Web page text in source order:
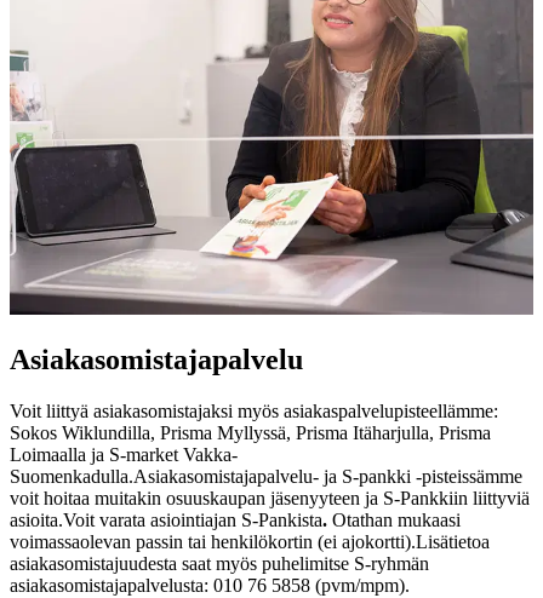
Asiakasomistaja­palvelu
Voit liittyä asiakasomistajaksi myös asiakaspalvelupisteellämme:
Sokos Wiklundilla, Prisma Myllyssä, Prisma Itäharjulla, Prisma
Loimaalla ja S-market Vakka-
Suomenkadulla.Asiakasomistajapalvelu- ja S-pankki -pisteissämme
voit hoitaa muitakin osuuskaupan jäsenyyteen ja S-Pankkiin liittyviä
asioita.Voit varata asiointiajan S-Pankista. Otathan mukaasi
voimassaolevan passin tai henkilökortin (ei ajokortti).Lisätietoa
asiakasomistajuudesta saat myös puhelimitse S-ryhmän
asiakasomistajapalvelusta: 010 76 5858 (pvm/mpm).